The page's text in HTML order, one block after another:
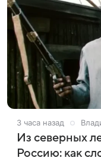
3 часа назад
Из северных
Россию: как